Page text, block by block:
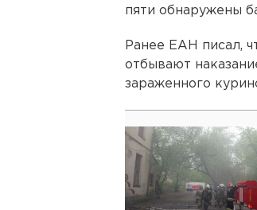
пяти обнаружены
Ранее ЕАН писал,
отбывают
зараженного